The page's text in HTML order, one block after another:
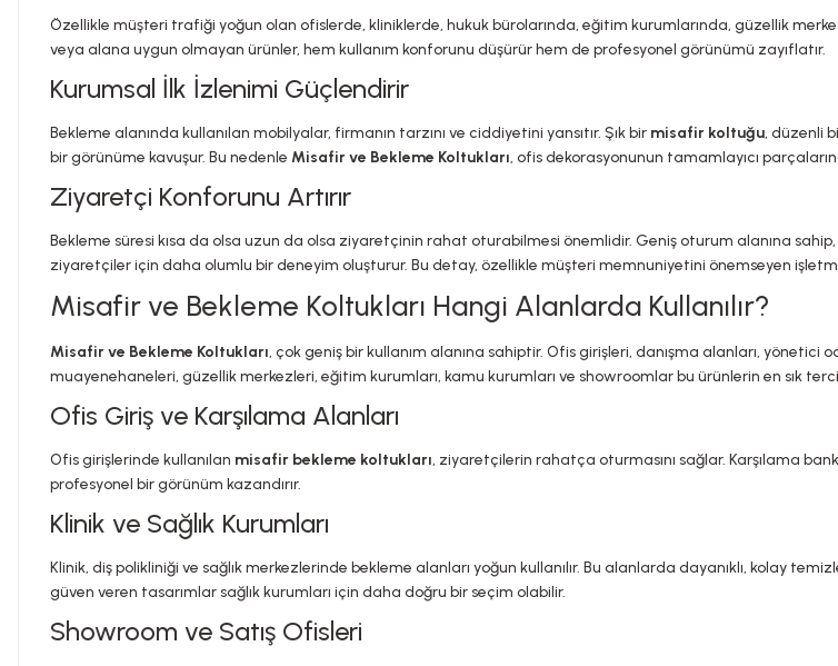
Özellikle müşteri trafiği yoğun olan ofislerde, kliniklerde, hukuk bürolarında, eğitim kurumlarında, güzellik
veya alana uygun olmayan ürünler, hem kullanım konforunu düşürür hem de profesyonel görünümü zayıflatır.
Kurumsal İlk İzlenimi Güçlendirir
Bekleme alanında kullanılan mobilyalar, firmanın tarzını ve ciddiyetini yansıtır. Şık bir misafir koltuğu, düzenli
bir görünüme kavuşur. Bu nedenle Misafir ve Bekleme Koltukları, ofis dekorasyonunun tamamlayıcı
Ziyaretçi Konforunu Artırır
Bekleme süresi kısa da olsa uzun da olsa ziyaretçinin rahat oturabilmesi önemlidir. Geniş oturum alanına
ziyaretçiler için daha olumlu bir deneyim oluşturur. Bu detay, özellikle müşteri memnuniyetini önemseyen
Misafir ve Bekleme Koltukları Hangi Alanlarda Kullanılır?
Misafir ve Bekleme Koltukları, çok geniş bir kullanım alanına sahiptir. Ofis girişleri, danışma alanları, yönetici
muayenehaneleri, güzellik merkezleri, eğitim kurumları, kamu kurumları ve showroomlar bu ürünlerin en sık
Ofis Giriş ve Karşılama Alanları
Ofis girişlerinde kullanılan misafir bekleme koltukları, ziyaretçilerin rahatça oturmasını sağlar. Karşılama
profesyonel bir görünüm kazandırır.
Klinik ve Sağlık Kurumları
Klinik, diş polikliniği ve sağlık merkezlerinde bekleme alanları yoğun kullanılır. Bu alanlarda dayanıklı, kolay
güven veren tasarımlar sağlık kurumları için daha doğru bir seçim olabilir.
Showroom ve Satış Ofisleri